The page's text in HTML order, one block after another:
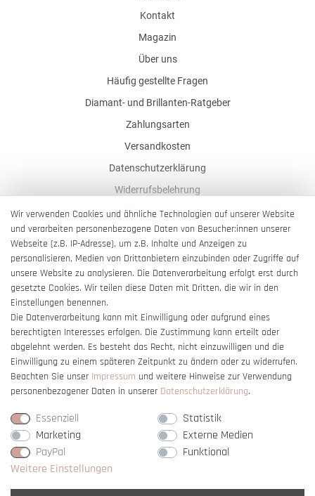
Kontakt
Magazin
Über uns
Häufig gestellte Fragen
Diamant- und Brillanten-Ratgeber
Zahlungsarten
Versandkosten
Datenschutzerklärung
Widerrufsbelehrung
AGB
Impressum
Barrierefreiheitserklärung
Vertrag widerrufen
Wir verwenden Cookies und ähnliche Technologien auf unserer Website
und verarbeiten personenbezogene Daten von Besucher:innen unserer
Webseite (z.B. IP-Adresse), um z.B. Inhalte und Anzeigen zu
personalisieren, Medien von Drittanbietern einzubinden oder Zugriffe auf
unsere Website zu analysieren. Die Datenverarbeitung erfolgt erst durch
gesetzte Cookies. Wir teilen diese Daten mit Dritten, die wir in den
Einstellungen benennen.
Die Datenverarbeitung kann mit Einwilligung oder aufgrund eines
berechtigten Interesses erfolgen. Die Zustimmung kann erteilt oder
abgelehnt werden. Es besteht das Recht, nicht einzuwilligen und die
Einwilligung zu einem späteren Zeitpunkt zu ändern oder zu widerrufen.
Beachten Sie unser Impressum und weitere Hinweise zur Verwendung
personenbezogener Daten in unserer Daten­schutz­erklärung.
Essenziell
Statistik
Marketing
Externe Medien
PayPal
Funktional
Weitere Einstellungen